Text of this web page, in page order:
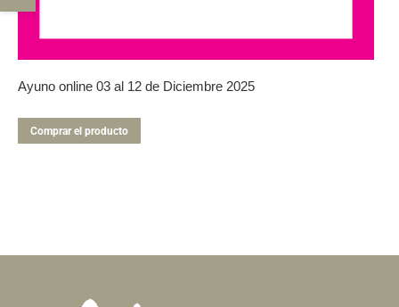
Ayuno online 03 al 12 de Diciembre 2025
Comprar el producto